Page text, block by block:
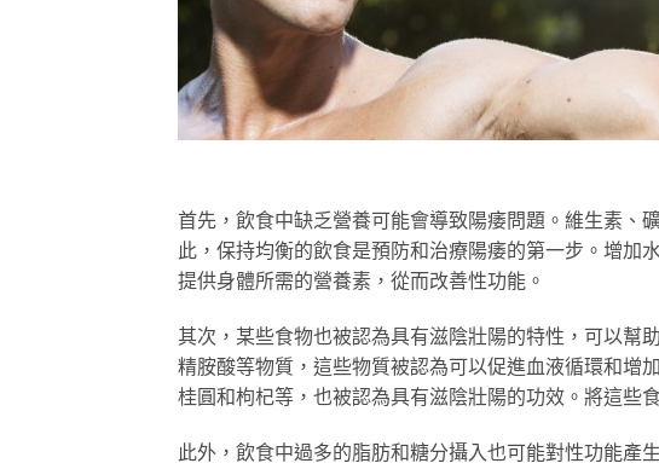
首先，飲食中缺乏營養可能會導致陽痿問題。維生素、
此，保持均衡的飲食是預防和治療陽痿的第一步。增加
提供身體所需的營養素，從而改善性功能。
其次，某些食物也被認為具有滋陰壯陽的特性，可以幫
精胺酸等物質，這些物質被認為可以促進血液循環和增
桂圓和枸杞等，也被認為具有滋陰壯陽的功效。將這些
此外，飲食中過多的脂肪和糖分攝入也可能對性功能產